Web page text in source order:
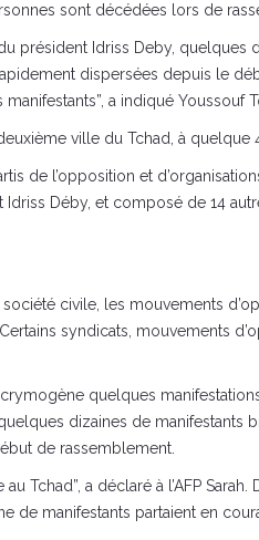
sont décédées lors de
président Idriss Deby,
dispersées depuis le
a indiqué Youssouf
ville du Tchad, à quelque
de l’opposition et
Déby, et composé de 14
civile, les mouvements
syndicats,
quelques
dizaines de
de rassemblement.
Tchad”, a déclaré à l’AFP
de manifestants partaient en